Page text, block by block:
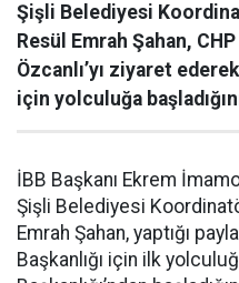
Şişli Belediyesi
Resül Emrah Şahan,
Özcanlı’yı ziyaret
için yolculuğa
İBB Başkanı Ekrem
Şişli Belediyesi
Emrah Şahan, yaptığı
Başkanlığı için ilk